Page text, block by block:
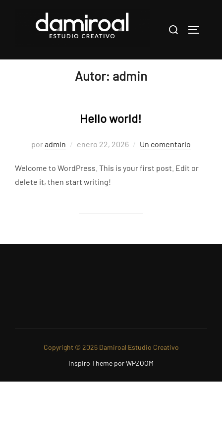
Buscar:
Autor: admin
Hello world!
poradmin
Publicado
enero 22, 2026 Un comentario
Welcome to WordPress. This is your first post. Edit or
delete it, then start writing!
Copyright © 2026 Damiroal Estudio Creativo
Inspiro Theme porWPZOOM